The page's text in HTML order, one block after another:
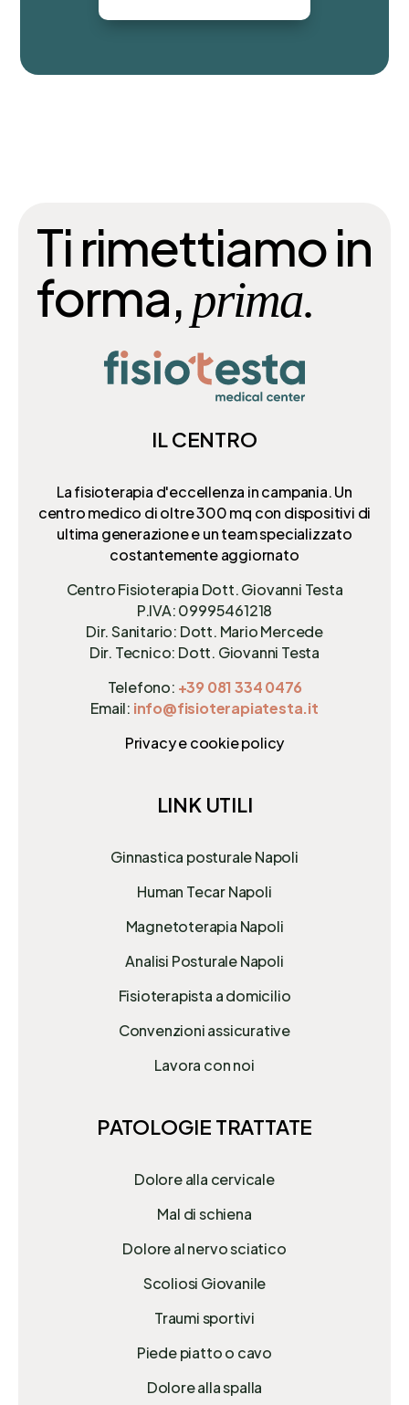
Ti rimettiamo in
forma, prima.
IL CENTRO
La fisioterapia d'eccellenza in campania. Un
centro medico di oltre 300 mq con dispositivi di
ultima generazione e un team specializzato
costantemente aggiornato
Centro Fisioterapia Dott. Giovanni Testa
P.IVA: 09995461218
Dir. Sanitario: Dott. Mario Mercede
Dir. Tecnico: Dott. Giovanni Testa
Telefono: +39 081 334 0476
Email: info@fisioterapiatesta.it
Privacy e cookie policy
LINK UTILI
Ginnastica posturale Napoli
Human Tecar Napoli
Magnetoterapia Napoli
Analisi Posturale Napoli
Fisioterapista a domicilio
Convenzioni assicurative
Lavora con noi
PATOLOGIE TRATTATE
Dolore alla cervicale
Mal di schiena
Dolore al nervo sciatico
Scoliosi Giovanile
Traumi sportivi
Piede piatto o cavo
Dolore alla spalla